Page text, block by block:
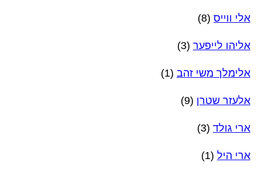
אלי ווייס (8)
אליהו לייפער (3)
אלימלך משי זהב (1)
אלעזר שטרן (9)
ארי גולד (3)
ארי היל (1)